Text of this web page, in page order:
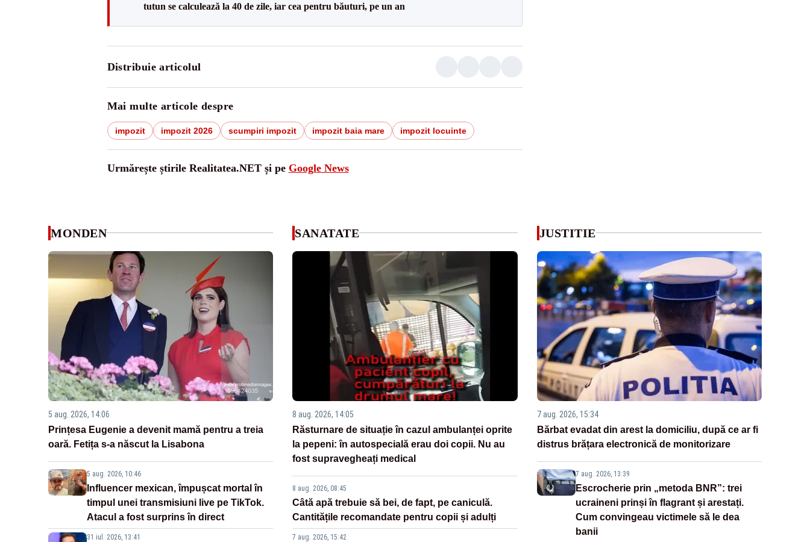
tutun se calculează la 40 de zile, iar cea pentru băuturi, pe un an
Distribuie articolul
Mai multe articole despre
impozit impozit 2026 scumpiri impozit impozit baia mare impozit locuinte
Urmărește știrile Realitatea.NET și pe Google News
MONDEN
5 aug. 2026, 14:06
Prințesa Eugenie a devenit mamă pentru a treia
oară. Fetița s-a născut la Lisabona
5 aug. 2026, 10:46
Influencer mexican, împușcat mortal în
timpul unei transmisiuni live pe TikTok.
Atacul a fost surprins în direct
31 iul. 2026, 13:41
SANATATE
8 aug. 2026, 14:05
Răsturnare de situație în cazul ambulanței oprite
la pepeni: în autospecială erau doi copii. Nu au
fost supravegheați medical
8 aug. 2026, 08:45
Câtă apă trebuie să bei, de fapt, pe caniculă.
Cantitățile recomandate pentru copii și adulți
7 aug. 2026, 15:42
JUSTITIE
7 aug. 2026, 15:34
Bărbat evadat din arest la domiciliu, după ce ar fi
distrus brățara electronică de monitorizare
7 aug. 2026, 13:39
Escrocherie prin „metoda BNR”: trei
ucraineni prinși în flagrant și arestați.
Cum convingeau victimele să le dea
banii